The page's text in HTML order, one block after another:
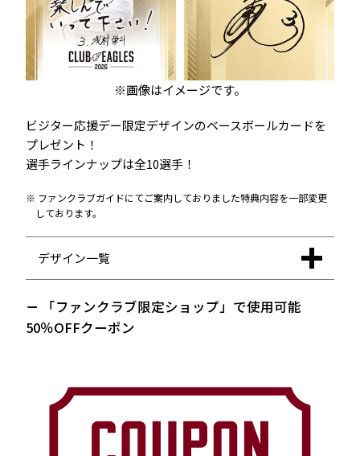
ビジター応援デー限定デザインのベースボールカードを
プレゼント！
選手ラインナップは全10選手！
ファンクラブガイドにてご案内しておりました特典内容を一部変更
しております。
デザイン一覧
※画像はイメージです。
「ファンクラブ限定ショップ」で使用可能
50％OFFクーポン